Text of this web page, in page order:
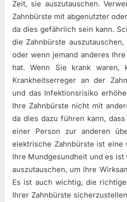
Zeit, sie auszutauschen.
Zahnbürste mit abgenutzter
da dies gefährlich sein kann.
die Zahnbürste
oder wenn jemand anderes
hat. Wenn Sie krank waren,
Krankheitserreger an der
und das Infektionsrisiko
Ihre Zahnbürste nicht mit
da dies dazu führen kann,
einer Person zur anderen
elektrische Zahnbürste ist
Ihre Mundgesundheit und es
auszutauschen, um ihre
Es ist auch wichtig, die
Ihrer Zahnbürste